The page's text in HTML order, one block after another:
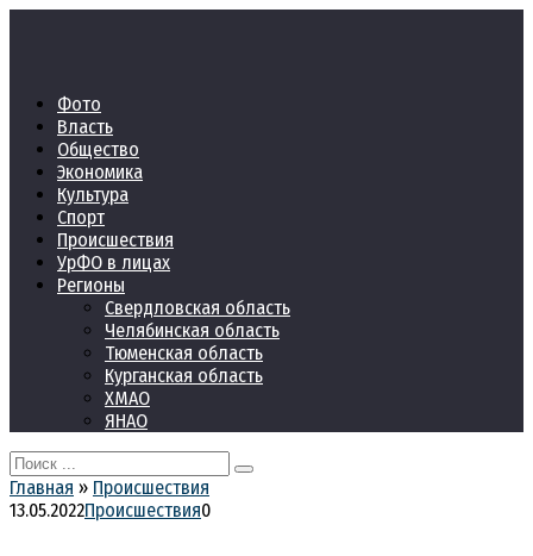
Фото
Власть
Общество
Экономика
Культура
Спорт
Происшествия
УрФО в лицах
Регионы
Свердловская область
Челябинская область
Тюменская область
Курганская область
ХМАО
ЯНАО
Search
for:
Главная » Происшествия
13.05.2022Происшествия0